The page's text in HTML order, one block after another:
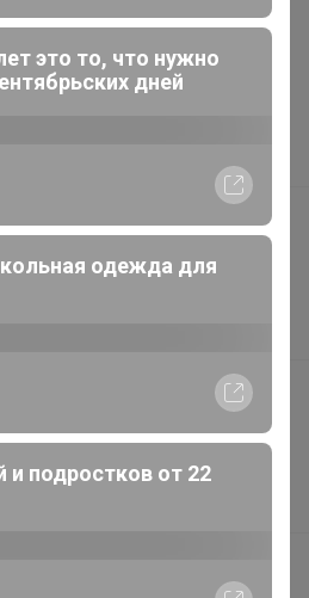
это то, что нужно
дней
одежда для
и подростков от 22